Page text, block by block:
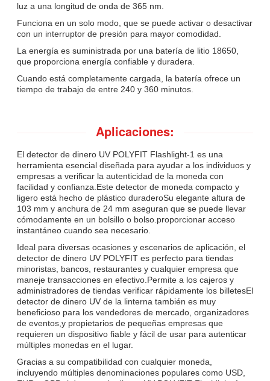
luz a una longitud de onda de 365 nm.
Funciona en un solo modo, que se puede activar o desactivar
con un interruptor de presión para mayor comodidad.
La energía es suministrada por una batería de litio 18650,
que proporciona energía confiable y duradera.
Cuando está completamente cargada, la batería ofrece un
tiempo de trabajo de entre 240 y 360 minutos.
Aplicaciones:
El detector de dinero UV POLYFIT Flashlight-1 es una
herramienta esencial diseñada para ayudar a los individuos y
empresas a verificar la autenticidad de la moneda con
facilidad y confianza.Este detector de moneda compacto y
ligero está hecho de plástico duraderoSu elegante altura de
103 mm y anchura de 24 mm aseguran que se puede llevar
cómodamente en un bolsillo o bolso.proporcionar acceso
instantáneo cuando sea necesario.
Ideal para diversas ocasiones y escenarios de aplicación, el
detector de dinero UV POLYFIT es perfecto para tiendas
minoristas, bancos, restaurantes y cualquier empresa que
maneje transacciones en efectivo.Permite a los cajeros y
administradores de tiendas verificar rápidamente los billetesEl
detector de dinero UV de la linterna también es muy
beneficioso para los vendedores de mercado, organizadores
de eventos,y propietarios de pequeñas empresas que
requieren un dispositivo fiable y fácil de usar para autenticar
múltiples monedas en el lugar.
Gracias a su compatibilidad con cualquier moneda,
incluyendo múltiples denominaciones populares como USD,